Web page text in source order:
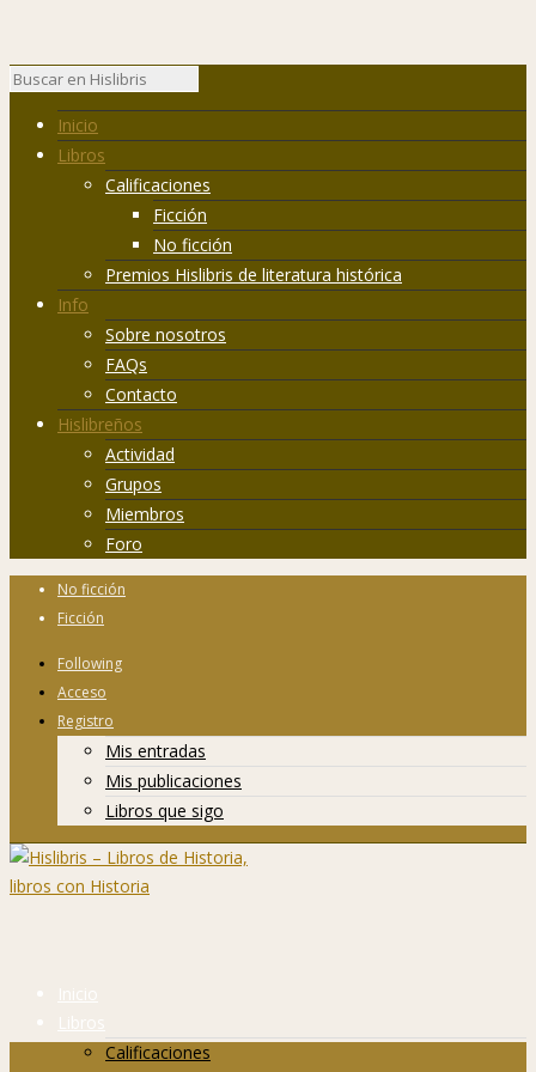
Inicio
Libros
Calificaciones
Ficción
No ficción
Premios Hislibris de literatura histórica
Info
Sobre nosotros
FAQs
Contacto
Hislibreños
Actividad
Grupos
Miembros
Foro
No ficción
Ficción
Following
Acceso
Registro
Mis entradas
Mis publicaciones
Libros que sigo
Inicio
Libros
Calificaciones